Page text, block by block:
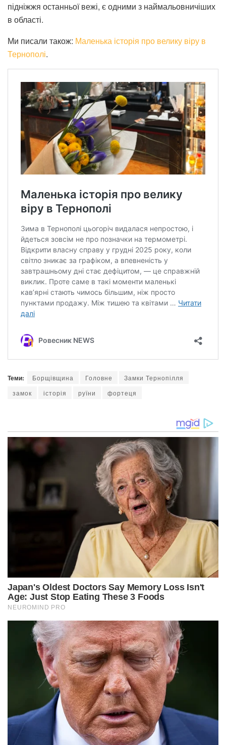
підніжжя останньої вежі, є одними з наймальовничіших
в області.
Ми писали також: Маленька історія про велику віру в
Тернополі.
Теми: Борщівщина Головне
Замки Тернопілля
замок
історія руїни фортеця